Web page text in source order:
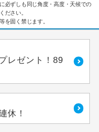
必ずしも同じ角度・高度・天候での
ださい。
を固く禁じます。
レゼント！89
休！